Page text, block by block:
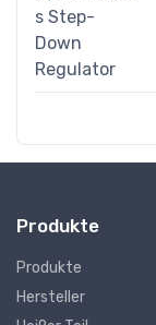
Produkte
Produkte
Hersteller